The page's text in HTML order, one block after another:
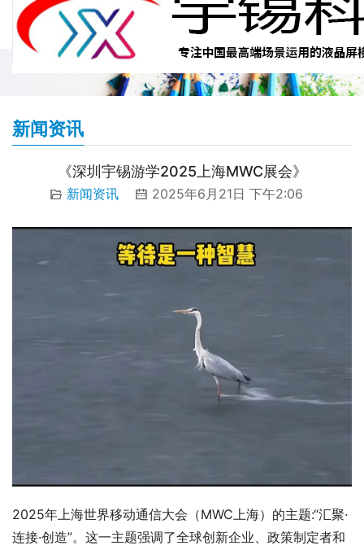
新闻资讯
《深圳宇锡游学2025上海MWC展会》
新闻资讯 2025年6月21日 下午2:06
2025年上海世界移动通信大会（MWC上海）的主题:“汇聚·
连接·创造”。这一主题强调了全球创新企业、政策制定者和